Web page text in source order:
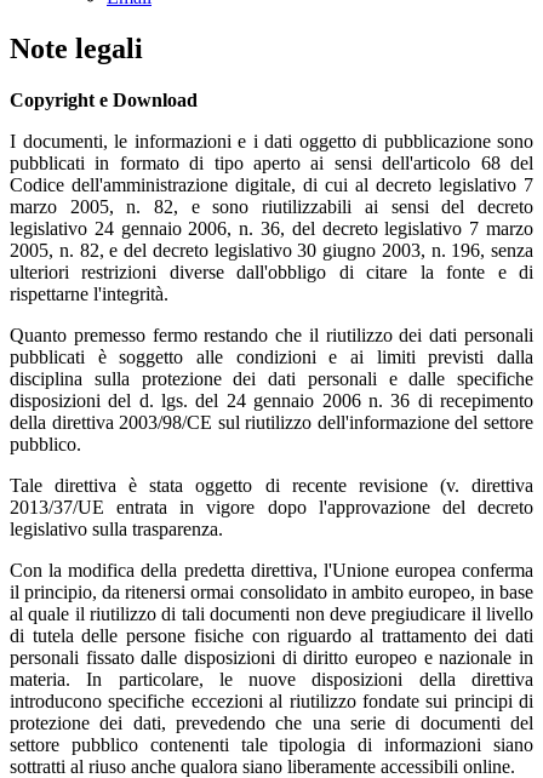
Note legali
Copyright e Download
I documenti, le informazioni e i dati oggetto di pubblicazione sono
pubblicati in formato di tipo aperto ai sensi dell'articolo 68 del
Codice dell'amministrazione digitale, di cui al decreto legislativo 7
marzo 2005, n. 82, e sono riutilizzabili ai sensi del decreto
legislativo 24 gennaio 2006, n. 36, del decreto legislativo 7 marzo
2005, n. 82, e del decreto legislativo 30 giugno 2003, n. 196, senza
ulteriori restrizioni diverse dall'obbligo di citare la fonte e di
rispettarne l'integrità.
Quanto premesso fermo restando che il riutilizzo dei dati personali
pubblicati è soggetto alle condizioni e ai limiti previsti dalla
disciplina sulla protezione dei dati personali e dalle specifiche
disposizioni del d. lgs. del 24 gennaio 2006 n. 36 di recepimento
della direttiva 2003/98/CE sul riutilizzo dell'informazione del settore
pubblico.
Tale direttiva è stata oggetto di recente revisione (v. direttiva
2013/37/UE entrata in vigore dopo l'approvazione del decreto
legislativo sulla trasparenza.
Con la modifica della predetta direttiva, l'Unione europea conferma
il principio, da ritenersi ormai consolidato in ambito europeo, in base
al quale il riutilizzo di tali documenti non deve pregiudicare il livello
di tutela delle persone fisiche con riguardo al trattamento dei dati
personali fissato dalle disposizioni di diritto europeo e nazionale in
materia. In particolare, le nuove disposizioni della direttiva
introducono specifiche eccezioni al riutilizzo fondate sui principi di
protezione dei dati, prevedendo che una serie di documenti del
settore pubblico contenenti tale tipologia di informazioni siano
sottratti al riuso anche qualora siano liberamente accessibili online.